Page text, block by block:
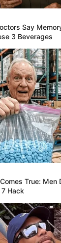
Say
3 Beverages
True:
Hack